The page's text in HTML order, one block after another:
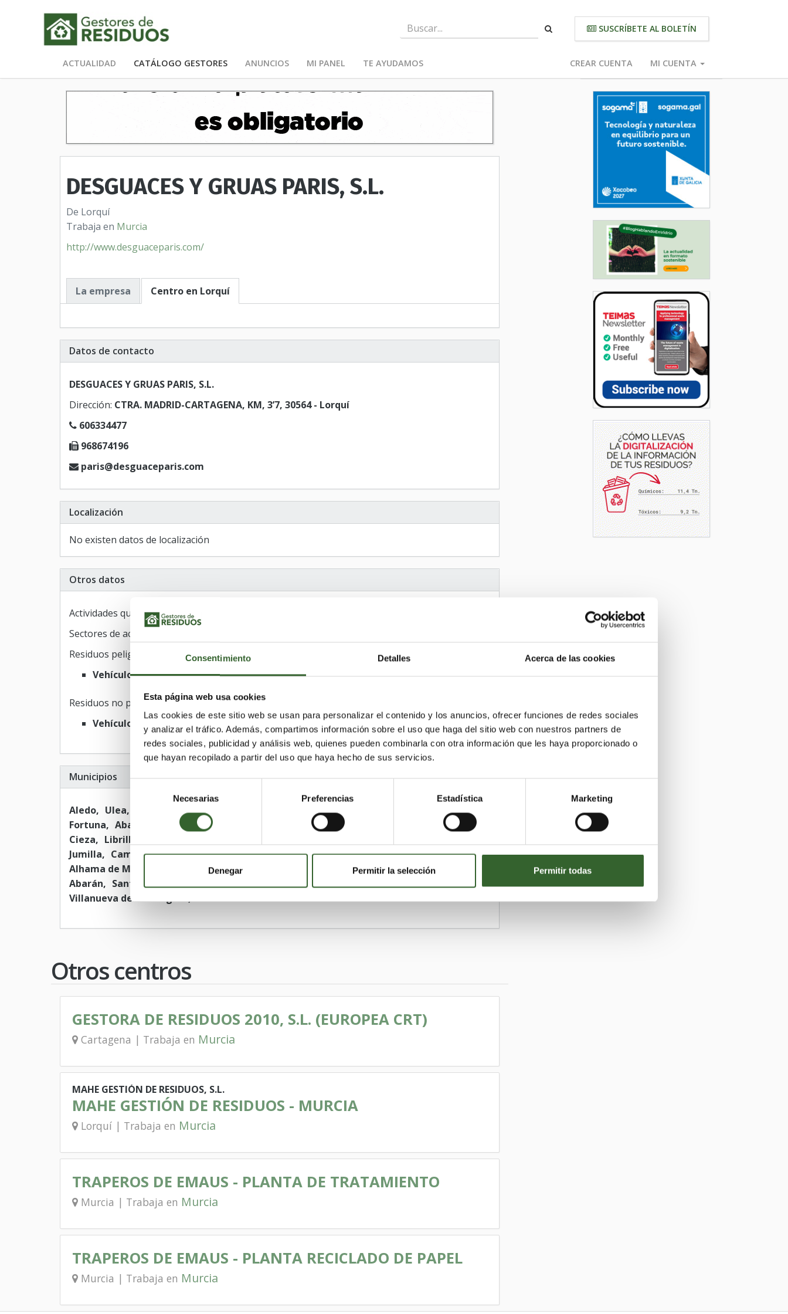
Consentimiento Detalles Acerca de las cookies
Esta página web usa cookies
Las cookies de este sitio web se usan para personalizar el contenido y los anuncios, ofrecer funciones de redes sociales
y analizar el tráfico. Además, compartimos información sobre el uso que haga del sitio web con nuestros partners de
redes sociales, publicidad y análisis web, quienes pueden combinarla con otra información que les haya proporcionado o
que hayan recopilado a partir del uso que haya hecho de sus servicios.
consentimiento
Necesarias Preferencias Estadística Marketing
Denegar Permitir la selección Permitir todas
SUSCRÍBETE AL BOLETÍN
ACTUALIDAD CATÁLOGO GESTORES ANUNCIOS MI PANEL TE AYUDAMOS CREAR CUENTA MI CUENTA
DESGUACES Y GRUAS PARIS, S.L.
De Lorquí
Trabaja en Murcia
http://www.desguaceparis.com/
La empresa Centro en Lorquí
Datos de contacto
DESGUACES Y GRUAS PARIS, S.L.
Dirección: CTRA. MADRID-CARTAGENA, KM, 3’7, 30564 - Lorquí
606334477
968674196
paris@desguaceparis.com
Localización
No existen datos de localización
Otros datos
Actividades que desarrollan:Recuperación, Almacenamiento
Sectores de actividad:
Residuos peligrosos
Vehículos
Residuos no peligrosos
Vehículos
Municipios
Aledo Ulea Calasparra Moratalla Alcázares (Los)
Alguazas
Fortuna
Abanilla Ojós Blanca Molina de Segura
Alcantarilla
Cieza
Librilla
Jumilla
Campos del Río San Javier Mazarrón Cartagena
Torres de Cotillas (Las)
Alhama de Murcia
San Pedro del Pinatar Archena Cehegín
Mula
Abarán
Santomera Puerto Lumbreras Bullas Fuente Álamo de Murcia
Ricote
Villanueva del Río Segura
Albudeite
Otros centros
GESTORA DE RESIDUOS 2010, S.L. (EUROPEA CRT)
Cartagena | Trabaja en Murcia
MAHE GESTIÓN DE RESIDUOS, S.L.
MAHE GESTIÓN DE RESIDUOS - MURCIA
Lorquí | Trabaja en Murcia
TRAPEROS DE EMAUS - PLANTA DE TRATAMIENTO
Murcia | Trabaja en Murcia
TRAPEROS DE EMAUS - PLANTA RECICLADO DE PAPEL
Murcia | Trabaja en Murcia